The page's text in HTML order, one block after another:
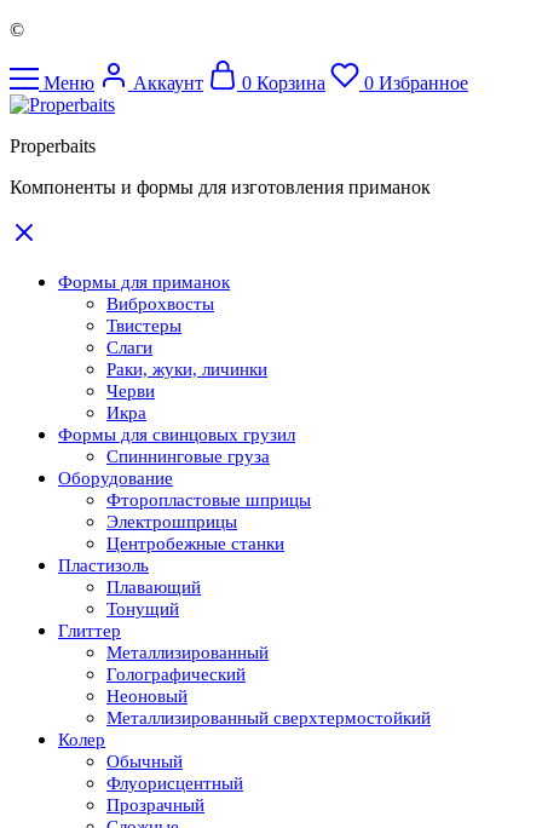
©
Меню Аккаунт 0 Корзина 0 Избранное
Properbaits
Компоненты и формы для изготовления приманок
Формы для приманок
Виброхвосты
Твистеры
Слаги
Раки, жуки, личинки
Черви
Икра
Формы для свинцовых грузил
Спиннинговые груза
Оборудование
Фторопластовые шприцы
Электрошприцы
Центробежные станки
Пластизоль
Плавающий
Тонущий
Глиттер
Металлизированный
Голографический
Неоновый
Металлизированный сверхтермостойкий
Колер
Обычный
Флуорисцентный
Прозрачный